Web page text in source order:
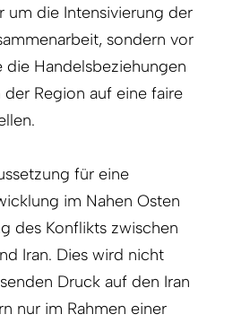
um die Intensivier­ung der
sondern vor
die Handels­beziehungen
Region auf eine faire
für eine
im Nahen Osten
des Konflikts zwischen
Iran. Dies wird nicht
Druck auf den Iran
nur im Rahmen einer